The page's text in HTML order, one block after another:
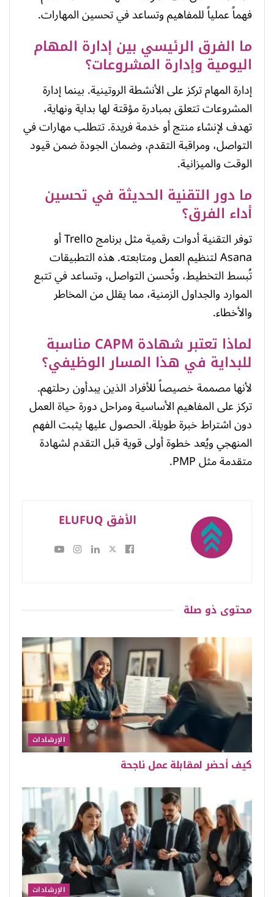
فهماً عملياً للمفاهيم وتساعد في تحسين المهارات.
ما الفرق الرئيسي بين إدارة المهام
اليومية وإدارة المشروعات؟
إدارة المهام تركز على الأنشطة الروتينية. بينما إدارة
المشروعات تتعلق بمبادرة مؤقتة لها بداية ونهاية،
تهدف لإنشاء منتج أو خدمة فريدة. تتطلب مهارات في
التواصل، ومراقبة التقدم، وضمان الجودة ضمن قيود
الوقت والميزانية.
ما دور التقنية الحديثة في تحسين
أداء الفرق؟
توفر التقنية أدوات رقمية مثل برنامج Trello أو
Asana لتنظيم العمل ومتابعته. هذه التطبيقات
تُبسط التخطيط، وتُحسن التواصل، وتساعد في تتبع
الموارد والجداول الزمنية، مما يقلل من المخاطر
والأخطاء.
لماذا تعتبر شهادة CAPM مناسبة
للبداية في هذا المسار الوظيفي؟
لأنها مصممة خصيصاً للأفراد الذين يبدأون رحلتهم.
تركز على المفاهيم الأساسية ومراحل دورة حياة العمل
دون اشتراط خبرة طويلة. الحصول عليها يثبت الفهم
المنهجي ويُعد خطوة أولى قوية قبل التقدم لشهادة
متقدمة مثل PMP.
الأفق ELUFUQ
محتوى ذو صلة
الإرشادات
كيف أحضر لمقابلة عمل ناجحة
الإرشادات